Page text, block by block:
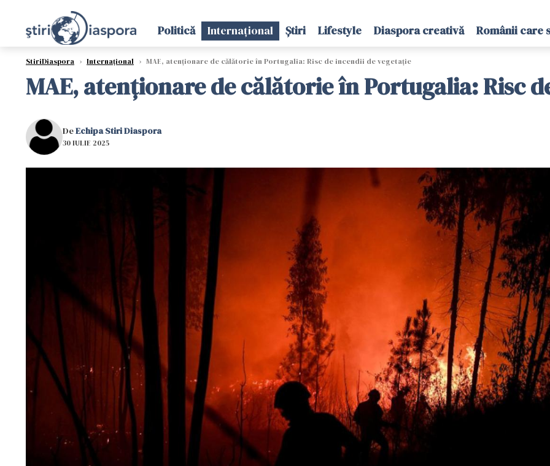
Politică Internațional Știri Lifestyle Diaspora creativă Românii care
StiriDiaspora › Internațional › MAE, atenţionare de călătorie în Portugalia: Risc de incendii de vegetaţie
MAE, atenţionare de călătorie în Portugalia: Risc
DeEchipa Stiri Diaspora
30 IULIE 2025